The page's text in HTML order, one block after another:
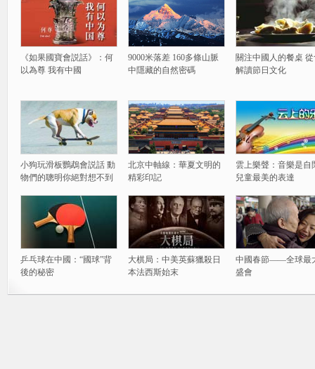
《如果國寶會説話》：何
以為尊 我有中國
9000米落差 160多條山脈
中隱藏的自然密碼
關注中國人的餐桌
解讀節日文化
小狗玩滑板鸚鵡會説話 動
物們的聰明你絕對想不到
北京中軸線：華夏文明的
精彩印記
雲上樂聲：音樂是自
兒童最美的表達
乒乓球在中國：“國球”背
後的秘密
大棋局：中美英蘇獵殺日
本法西斯始末
中國春節——全球最
盛會